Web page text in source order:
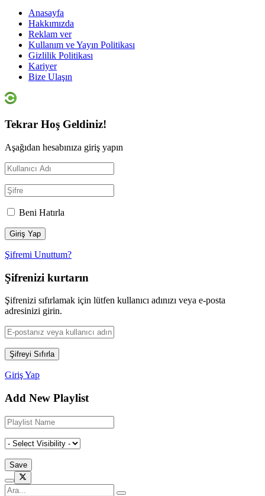
Anasayfa
Hakkımızda
Reklam ver
Kullanım ve Yayın Politikası
Gizlilik Politikası
Kariyer
Bize Ulaşın
Tekrar Hoş Geldiniz!
Aşağıdan hesabınıza giriş yapın
Beni Hatırla
Şifremi Unuttum?
Şifrenizi kurtarın
Şifrenizi sıfırlamak için lütfen kullanıcı adınızı veya e-posta
adresinizi girin.
Giriş Yap
Add New Playlist